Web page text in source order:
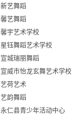
新艺舞蹈
馨艺舞蹈
馨宇艺术学校
星钰舞蹈艺术学校
宣城瑞丽舞蹈
宣威市怡龙玄舞艺术学校
艺荷艺术
艺韵舞蹈
永仁县青少年活动中心